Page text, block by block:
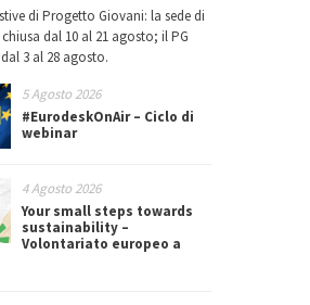
di Progetto Giovani: la sede di
dal 10 al 21 agosto; il PG
3 al 28 agosto.
5 Agosto 2026
#EurodeskOnAir – Ciclo di
webinar
4 Agosto 2026
Your small steps towards
sustainability –
Volontariato europeo a